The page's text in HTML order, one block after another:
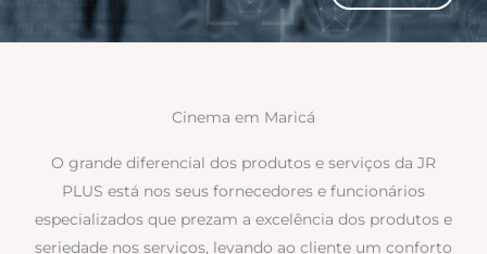
Cinema em Maricá
O grande diferencial dos produtos e serviços da JR
PLUS está nos seus fornecedores e funcionários
especializados que prezam a excelência dos produtos e
seriedade nos serviços, levando ao cliente um conforto